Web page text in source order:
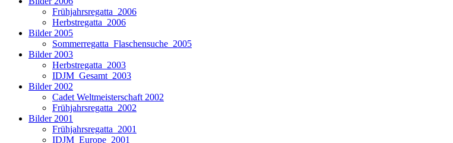
Frühjahrsregatta_2006
Herbstregatta_2006
Bilder 2005
Sommerregatta_Flaschensuche_2005
Bilder 2003
Herbstregatta_2003
IDJM_Gesamt_2003
Bilder 2002
Cadet Weltmeisterschaft 2002
Frühjahrsregatta_2002
Bilder 2001
Frühjahrsregatta_2001
IDJM_Europe_2001